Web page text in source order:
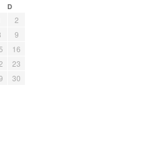
D
2
9
16
23
30